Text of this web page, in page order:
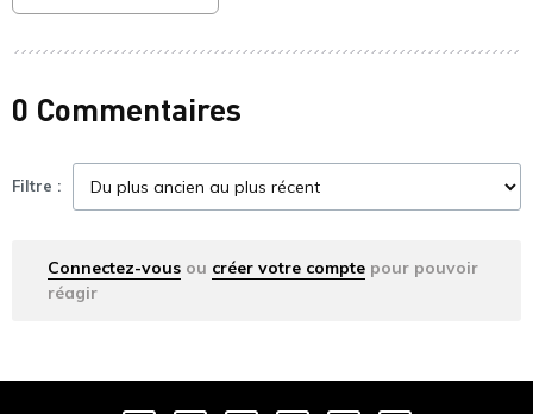
0 Commentaires
Filtre :
Connectez-vous ou créer votre compte pour pouvoir
réagir